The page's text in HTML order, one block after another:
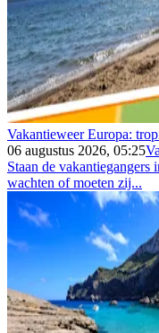
Vakantieweer Europa:
06 augustus 2026, 05:25
Staan de vakantiegangers
wachten of moeten zij...